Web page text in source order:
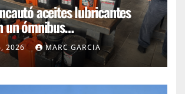
aceites lubricantes
un ómnibus
2026 MARC GARCIA